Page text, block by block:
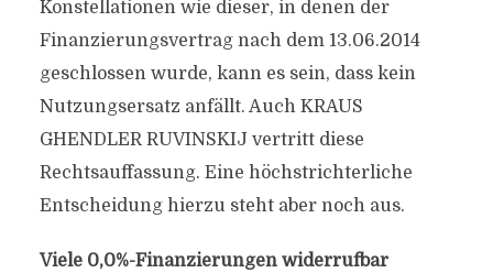
Konstellationen wie dieser, in denen der
Finanzierungsvertrag nach dem 13.06.2014
geschlossen wurde, kann es sein, dass kein
Nutzungsersatz anfällt. Auch KRAUS
GHENDLER RUVINSKIJ vertritt diese
Rechtsauffassung. Eine höchstrichterliche
Entscheidung hierzu steht aber noch aus.
Viele 0,0%-Finanzierungen widerrufbar